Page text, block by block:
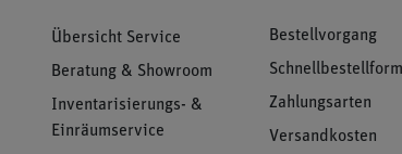
Übersicht Service
Beratung & Showroom
Inventarisierungs- &
Einräumservice
Bestellvorgang
Zahlungsarten
Versandkosten